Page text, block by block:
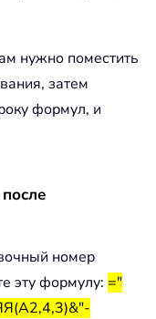
нужно поместить
затем
формул, и
номер
эту формулу: ="